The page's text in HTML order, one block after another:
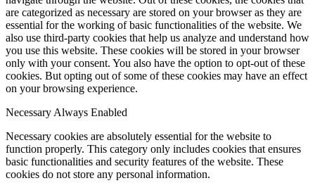
are categorized as necessary are stored on your browser as they are
essential for the working of basic functionalities of the website. We
also use third-party cookies that help us analyze and understand how
you use this website. These cookies will be stored in your browser
only with your consent. You also have the option to opt-out of these
cookies. But opting out of some of these cookies may have an effect
on your browsing experience.
Necessary Always Enabled
Necessary cookies are absolutely essential for the website to
function properly. This category only includes cookies that ensures
basic functionalities and security features of the website. These
cookies do not store any personal information.